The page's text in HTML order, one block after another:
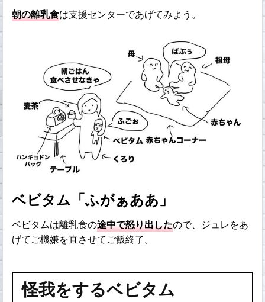
朝の離乳食は支援センターであげてみよう。
ベビタム「ふがぁああ」
ベビタムは離乳食の途中で怒り出したので、ジュレをあ
げてご機嫌を直させてご飯終了。
怪我をするベビタム